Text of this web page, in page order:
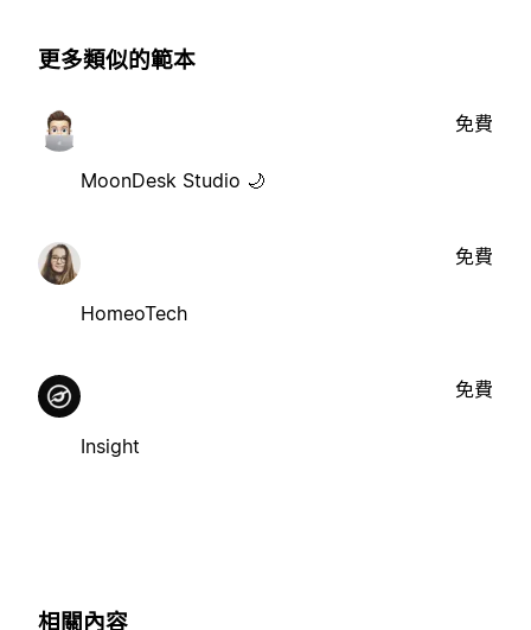
更多類似的範本
MoonDesk Studio 🌙
免費
HomeoTech
免費
Insight
免費
相關內容